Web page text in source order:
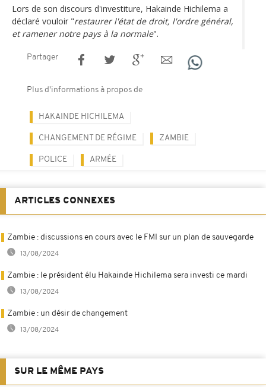
Lors de son discours d'investiture, Hakainde Hichilema a
déclaré vouloir "restaurer l'état de droit, l'ordre général,
et ramener notre pays à la normale".
Partager
Plus d'informations à propos de
HAKAINDE HICHILEMA
CHANGEMENT DE RÉGIME ZAMBIE
POLICE ARMÉE
ARTICLES CONNEXES
Zambie : discussions en cours avec le FMI sur un plan de sauvegarde
13/08/2024
Zambie : le président élu Hakainde Hichilema sera investi ce mardi
13/08/2024
Zambie : un désir de changement
13/08/2024
SUR LE MÊME PAYS